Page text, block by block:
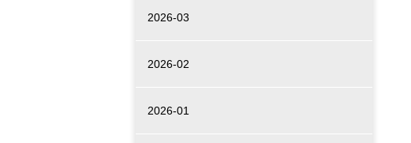
2026-03
2026-02
2026-01